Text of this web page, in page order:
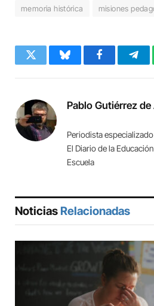
memoria histórica misiones
Twitter BlueskyFacebook
Pablo Gutiérrez
Periodista
El Diario de la
Escuela
Noticias Relacionadas